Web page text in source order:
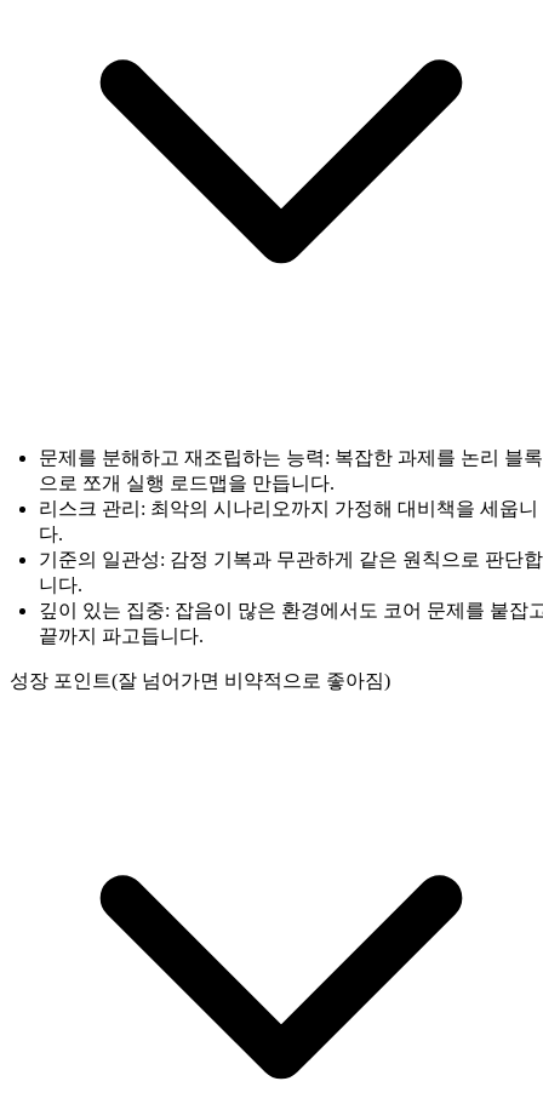
문제를 분해하고 재조립하는 능력: 복잡한 과제를 논리 블록
으로 쪼개 실행 로드맵을 만듭니다.
리스크 관리: 최악의 시나리오까지 가정해 대비책을 세웁니
다.
기준의 일관성: 감정 기복과 무관하게 같은 원칙으로 판단합
니다.
깊이 있는 집중: 잡음이 많은 환경에서도 코어 문제를 붙잡
끝까지 파고듭니다.
성장 포인트(잘 넘어가면 비약적으로 좋아짐)